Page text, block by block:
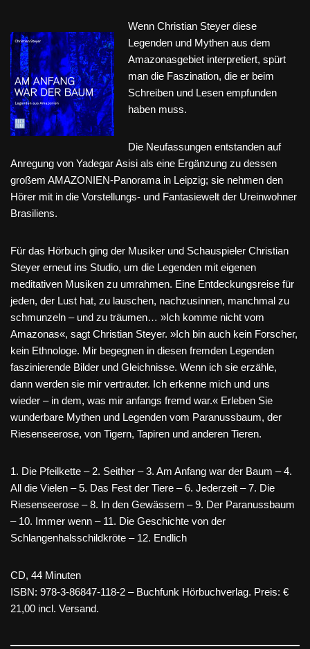
Wenn Christian Steyer diese
Legenden und Mythen aus dem
Amazonasgebiet interpretiert, spürt
man die Faszination, die er beim
Schreiben und Lesen empfunden
haben muss.
Die Neufassungen entstanden auf
Anregung von Yadegar Asisi als eine Ergänzung zu dessen
großem AMAZONIEN-Panorama in Leipzig; sie nehmen den
Hörer mit in die Vorstellungs- und Fantasiewelt der Ureinwohner
Brasiliens.
Für das Hörbuch ging der Musiker und Schauspieler Christian
Steyer erneut ins Studio, um die Legenden mit eigenen
meditativen Musiken zu umrahmen. Eine Entdeckungsreise für
jeden, der Lust hat, zu lauschen, nachzusinnen, manchmal zu
schmunzeln – und zu träumen… »Ich komme nicht vom
Amazonas«, sagt Christian Steyer. »Ich bin auch kein Forscher,
kein Ethnologe. Mir begegnen in diesen fremden Legenden
faszinierende Bilder und Gleichnisse. Wenn ich sie erzähle,
dann werden sie mir vertrauter. Ich erkenne mich und uns
wieder – in dem, was mir anfangs fremd war.« Erleben Sie
wunderbare Mythen und Legenden vom Paranussbaum, der
Riesenseerose, von Tigern, Tapiren und anderen Tieren.
1. Die Pfeilkette – 2. Seither – 3. Am Anfang war der Baum – 4.
All die Vielen – 5. Das Fest der Tiere – 6. Jederzeit – 7. Die
Riesenseerose – 8. In den Gewässern – 9. Der Paranussbaum
– 10. Immer wenn – 11. Die Geschichte von der
Schlangenhalsschildkröte – 12. Endlich
CD, 44 Minuten
ISBN: 978-3-86847-118-2 – Buchfunk Hörbuchverlag. Preis: €
21,00 incl. Versand.